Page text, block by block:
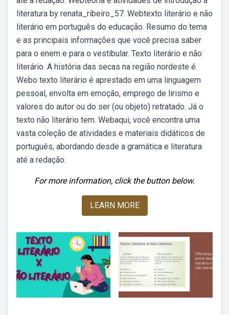
literatura by renata_ribeiro_57. Webtexto literário e não
literário em português do educação. Resumo do tema
e as principais informações que você precisa saber
para o enem e para o vestibular. Texto literário e não
literário. A história das secas na região nordeste é.
Webo texto literário é aprestado em uma linguagem
pessoal, envolta em emoção, emprego de lirismo e
valores do autor ou do ser (ou objeto) retratado. Já o
texto não literário tem. Webaqui, você encontra uma
vasta coleção de atividades e materiais didáticos de
português, abordando desde a gramática e literatura
até a redação.
For more information, click the button below.
LEARN MORE